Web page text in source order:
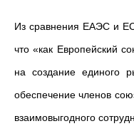
Из сравнения ЕАЭС и
что «как Европейский
на создание единого
обеспечение членов
взаимовыгодного